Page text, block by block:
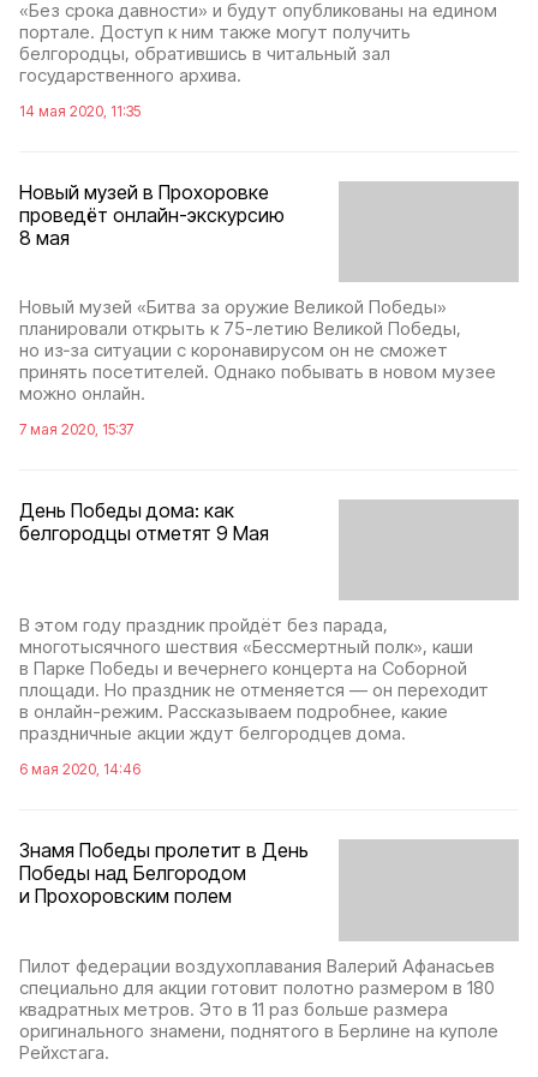
«Без срока давности» и будут опубликованы на едином
портале. Доступ к ним также могут получить
белгородцы, обратившись в читальный зал
государственного архива.
14 мая 2020, 11:35
Новый музей в Прохоровке
проведёт онлайн-экскурсию
8 мая
Новый музей «Битва за оружие Великой Победы»
планировали открыть к 75-летию Великой Победы,
но из‑за ситуации с коронавирусом он не сможет
принять посетителей. Однако побывать в новом музее
можно онлайн.
7 мая 2020, 15:37
День Победы дома: как
белгородцы отметят 9 Мая
В этом году праздник пройдёт без парада,
многотысячного шествия «Бессмертный полк», каши
в Парке Победы и вечернего концерта на Соборной
площади. Но праздник не отменяется — он переходит
в онлайн-режим. Рассказываем подробнее, какие
праздничные акции ждут белгородцев дома.
6 мая 2020, 14:46
Знамя Победы пролетит в День
Победы над Белгородом
и Прохоровским полем
Пилот федерации воздухоплавания Валерий Афанасьев
специально для акции готовит полотно размером в 180
квадратных метров. Это в 11 раз больше размера
оригинального знамени, поднятого в Берлине на куполе
Рейхстага.